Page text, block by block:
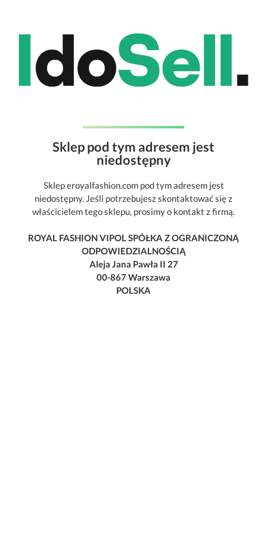
Sklep pod tym adresem jest
niedostępny
Sklep eroyalfashion.com pod tym adresem jest
niedostępny. Jeśli potrzebujesz skontaktować się z
właścicielem tego sklepu, prosimy o kontakt z firmą.
ROYAL FASHION VIPOL SPÓŁKA Z OGRANICZONĄ
ODPOWIEDZIALNOŚCIĄ
Aleja Jana Pawła II 27
00-867 Warszawa
POLSKA